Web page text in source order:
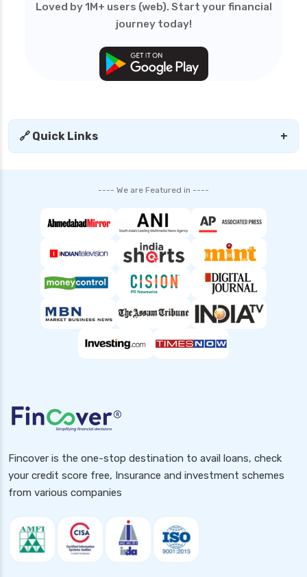
Loved by 1M+ users (web). Start your financial
journey today!
🔗 Quick Links +
---- We are Featured in ----
Fincover is the one-stop destination to avail loans, check
your credit score free, Insurance and investment schemes
from various companies